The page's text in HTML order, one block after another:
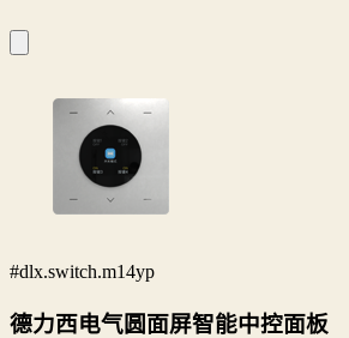
#dlx.switch.m14yp
德力西电气圆面屏智能中控面板